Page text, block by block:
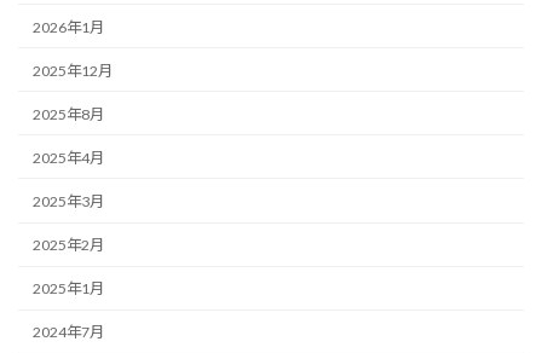
2026年1月
2025年12月
2025年8月
2025年4月
2025年3月
2025年2月
2025年1月
2024年7月